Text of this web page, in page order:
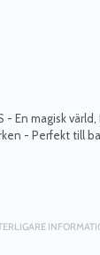
- En magisk värld
- Perfekt till